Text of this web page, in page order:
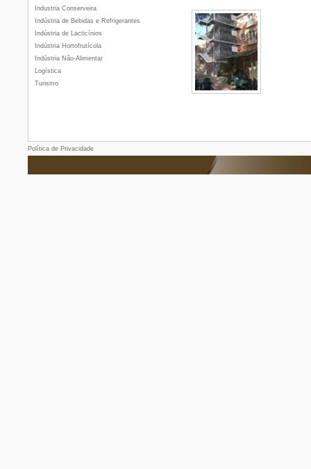
Industria Conserveira
Indústria de Bebidas e Refrigerantes
Indústria de Lacticínios
Indústria Hortofrutícola
Indústria Não-Alimentar
Logística
Turismo
Política de Privacidade